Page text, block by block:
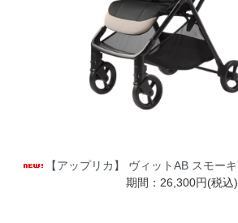
【アップリカ】 ヴィットAB スモー
期間：26,300円(税込)